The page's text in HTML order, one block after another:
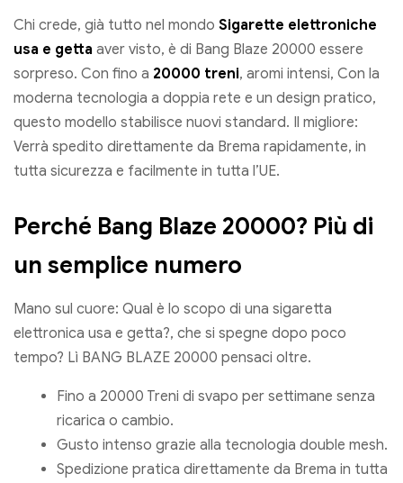
Chi crede, già tutto nel mondo Sigarette elettroniche
usa e getta aver visto, è di Bang Blaze 20000 essere
sorpreso. Con fino a 20000 treni, aromi intensi, Con la
moderna tecnologia a doppia rete e un design pratico,
questo modello stabilisce nuovi standard. Il migliore:
Verrà spedito direttamente da Brema rapidamente, in
tutta sicurezza e facilmente in tutta l’UE.
Perché Bang Blaze 20000? Più di
un semplice numero
Mano sul cuore: Qual è lo scopo di una sigaretta
elettronica usa e getta?, che si spegne dopo poco
tempo? Lì BANG BLAZE 20000 pensaci oltre.
Fino a 20000 Treni di svapo per settimane senza
ricarica o cambio.
Gusto intenso grazie alla tecnologia double mesh.
Spedizione pratica direttamente da Brema in tutta